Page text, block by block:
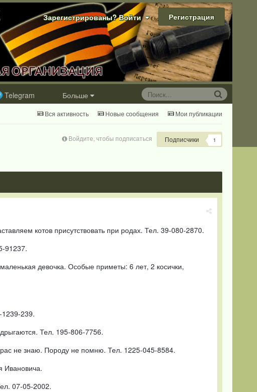
Зарегистрированы? Войти Регистрация
Telegram Больше
Вся активность Новые сообщения Мои публикации
Войдите, чтобы подписаться Подписчики 1
котов присутствовать при родах. Тел. 39-080-2870.
91237.
девочка. Особые приметы: 6 лет, 2 косички,
239.
Тел. 195-806-7756.
не знаю. Породу не помню. Тел. 1225-045-8584.
Ивановича.
07-05-2002.